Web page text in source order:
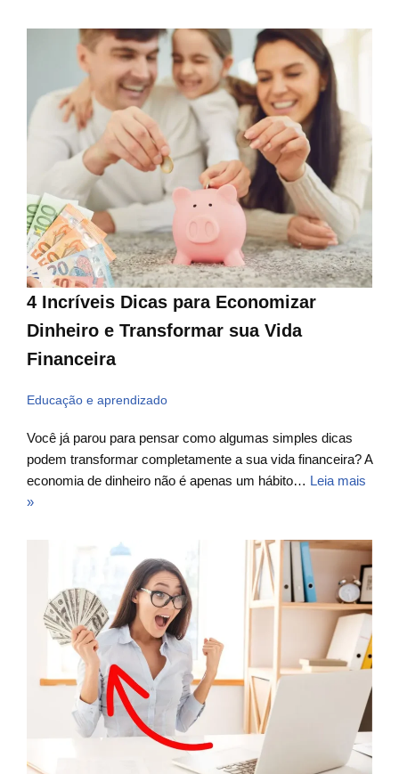
4 Incríveis Dicas para Economizar
Dinheiro e Transformar sua Vida
Financeira
Educação e aprendizado
Você já parou para pensar como algumas simples dicas
podem transformar completamente a sua vida financeira? A
economia de dinheiro não é apenas um hábito… Leia mais
»